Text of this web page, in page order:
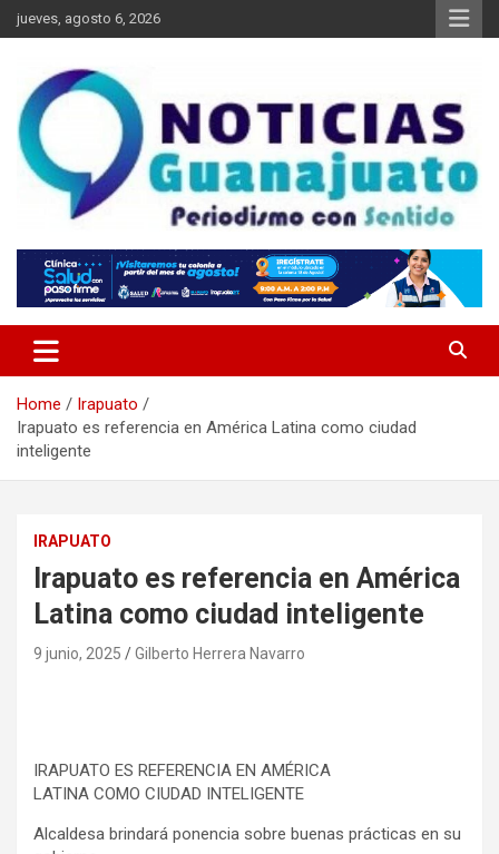
Skip
to
jueves, agosto 6, 2026
Noticias Guanajuato
Home
Irapuato
Irapuato es referencia en América Latina como ciudad
inteligente
IRAPUATO
Irapuato es referencia en América
Latina como ciudad inteligente
9 junio, 2025 Gilberto Herrera Navarro
IRAPUATO ES REFERENCIA EN AMÉRICA
LATINA COMO CIUDAD INTELIGENTE
Alcaldesa brindará ponencia sobre buenas prácticas en su